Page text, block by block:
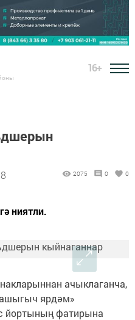
16+
2075 0 0
ниятли.
ачыклаганча,
ярдәм»
йортының фатирына